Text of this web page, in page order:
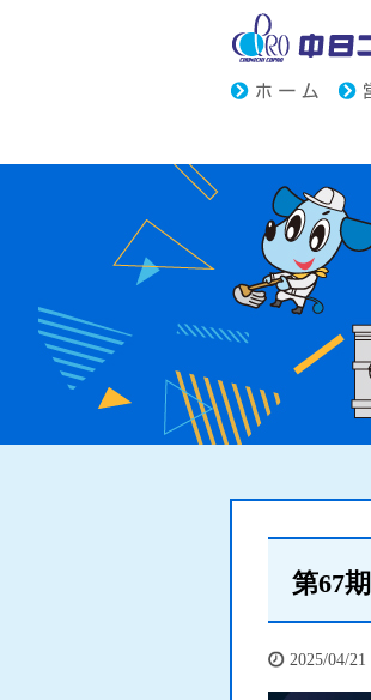
第67
2025/04/21